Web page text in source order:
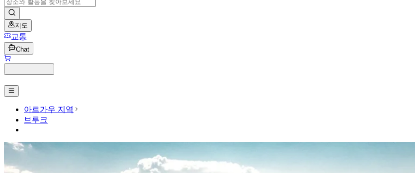
지도
교통
Chat
아르가우 지역
브루크